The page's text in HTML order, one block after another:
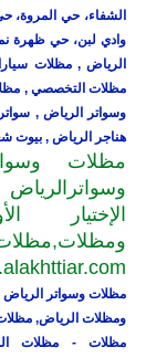
الشفاء، حي
وادي لبن، حي ظهرة
الرياض , مظلات
مظلات التخصصي ,
وسواتر الرياض ,
هناجر الرياض , بيوت
مظلات
وسواترالرياض
الإختيار
مظلات وسواتر
ومظلات الرياض,
مظلات - مظلات